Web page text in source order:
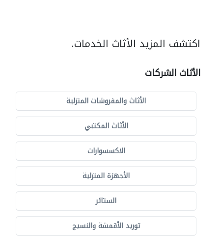
اكتشف المزيد الأثاث الخدمات.
الأثاث الشركات
الأثاث والمفروشات المنزلية
الأثاث المكتبي
الاكسسوارات
الأجهزة المنزلية
الستائر
توريد الأقمشة والنسيج